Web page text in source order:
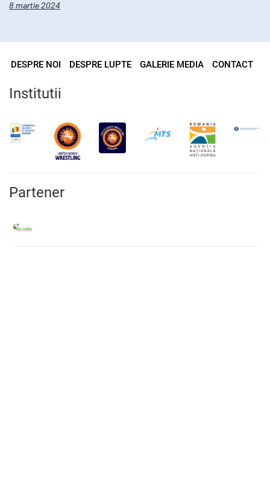
8 martie 2024
DESPRE NOI DESPRE LUPTE GALERIE MEDIA CONTACT
Institutii
Partener